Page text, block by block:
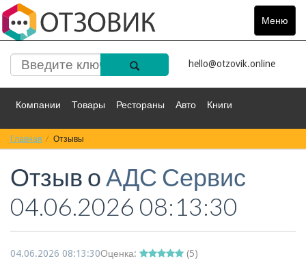
Меню
Toggle
hello@otzovik.online
Компании Товары Рестораны Авто Книги
Спорт Фильмы
Красота Здоровье Остальное
Главная Отзывы
Отзыв оАДС Сервис
04.06.2026 08:13:30
04.06.2026 08:13:30Оценка: (5)